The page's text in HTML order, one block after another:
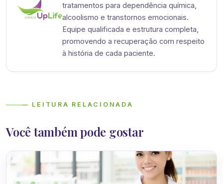
tratamentos para dependência química,
alcoolismo e transtornos emocionais.
Equipe qualificada e estrutura completa,
promovendo a recuperação com respeito
à história de cada paciente.
— LEITURA RELACIONADA
Você também pode gostar